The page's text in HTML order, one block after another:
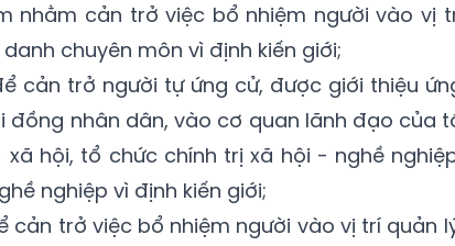
nhằm cản trở việc bổ nhiệm người vào vị
chuyên môn vì định kiến giới;
cản trở người tự ứng cử, được giới thiệu
đồng nhân dân, vào cơ quan lãnh đạo của
hội, tổ chức chính trị xã hội - nghề
nghiệp vì định kiến giới;
cản trở việc bổ nhiệm người vào vị trí quản